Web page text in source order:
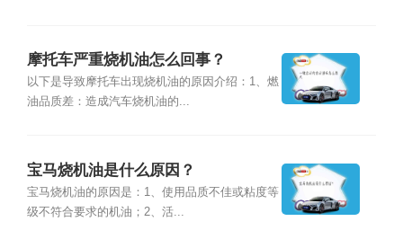
摩托车严重烧机油怎么回事？
以下是导致摩托车出现烧机油的原因介绍：1、燃
油品质差：造成汽车烧机油的...
宝马烧机油是什么原因？
宝马烧机油的原因是：1、使用品质不佳或粘度等
级不符合要求的机油；2、活...